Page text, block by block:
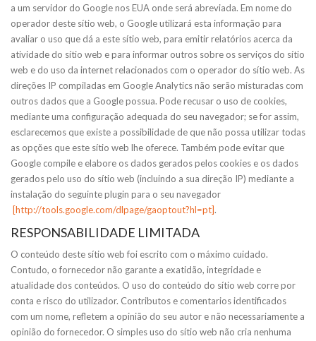
a um servidor do Google nos EUA onde será abreviada. Em nome do
operador deste sítio web, o Google utilizará esta informação para
avaliar o uso que dá a este sítio web, para emitir relatórios acerca da
atividade do sítio web e para informar outros sobre os serviços do sítio
web e do uso da internet relacionados com o operador do sítio web. As
direções IP compiladas em Google Analytics não serão misturadas com
outros dados que a Google possua. Pode recusar o uso de cookies,
mediante uma configuração adequada do seu navegador; se for assim,
esclarecemos que existe a possibilidade de que não possa utilizar todas
as opções que este sítio web lhe oferece. Também pode evitar que
Google compile e elabore os dados gerados pelos cookies e os dados
gerados pelo uso do sítio web (incluindo a sua direção IP) mediante a
instalação do seguinte plugin para o seu navegador
[http://tools.google.com/dlpage/gaoptout?hl=pt].
RESPONSABILIDADE LIMITADA
O conteúdo deste sítio web foi escrito com o máximo cuidado.
Contudo, o fornecedor não garante a exatidão, integridade e
atualidade dos conteúdos. O uso do conteúdo do sítio web corre por
conta e risco do utilizador. Contributos e comentarios identificados
com um nome, refletem a opinião do seu autor e não necessariamente a
opinião do fornecedor. O simples uso do sítio web não cria nenhuma